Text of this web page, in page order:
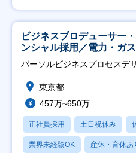
ビジネスプロデューサー
ンシャル採用／電力・ガ
ト推進】
パーソルビジネスプロセスデ
東京都
457万~650万
正社員採用 土日祝休み
業界未経験OK 産休・育休あ